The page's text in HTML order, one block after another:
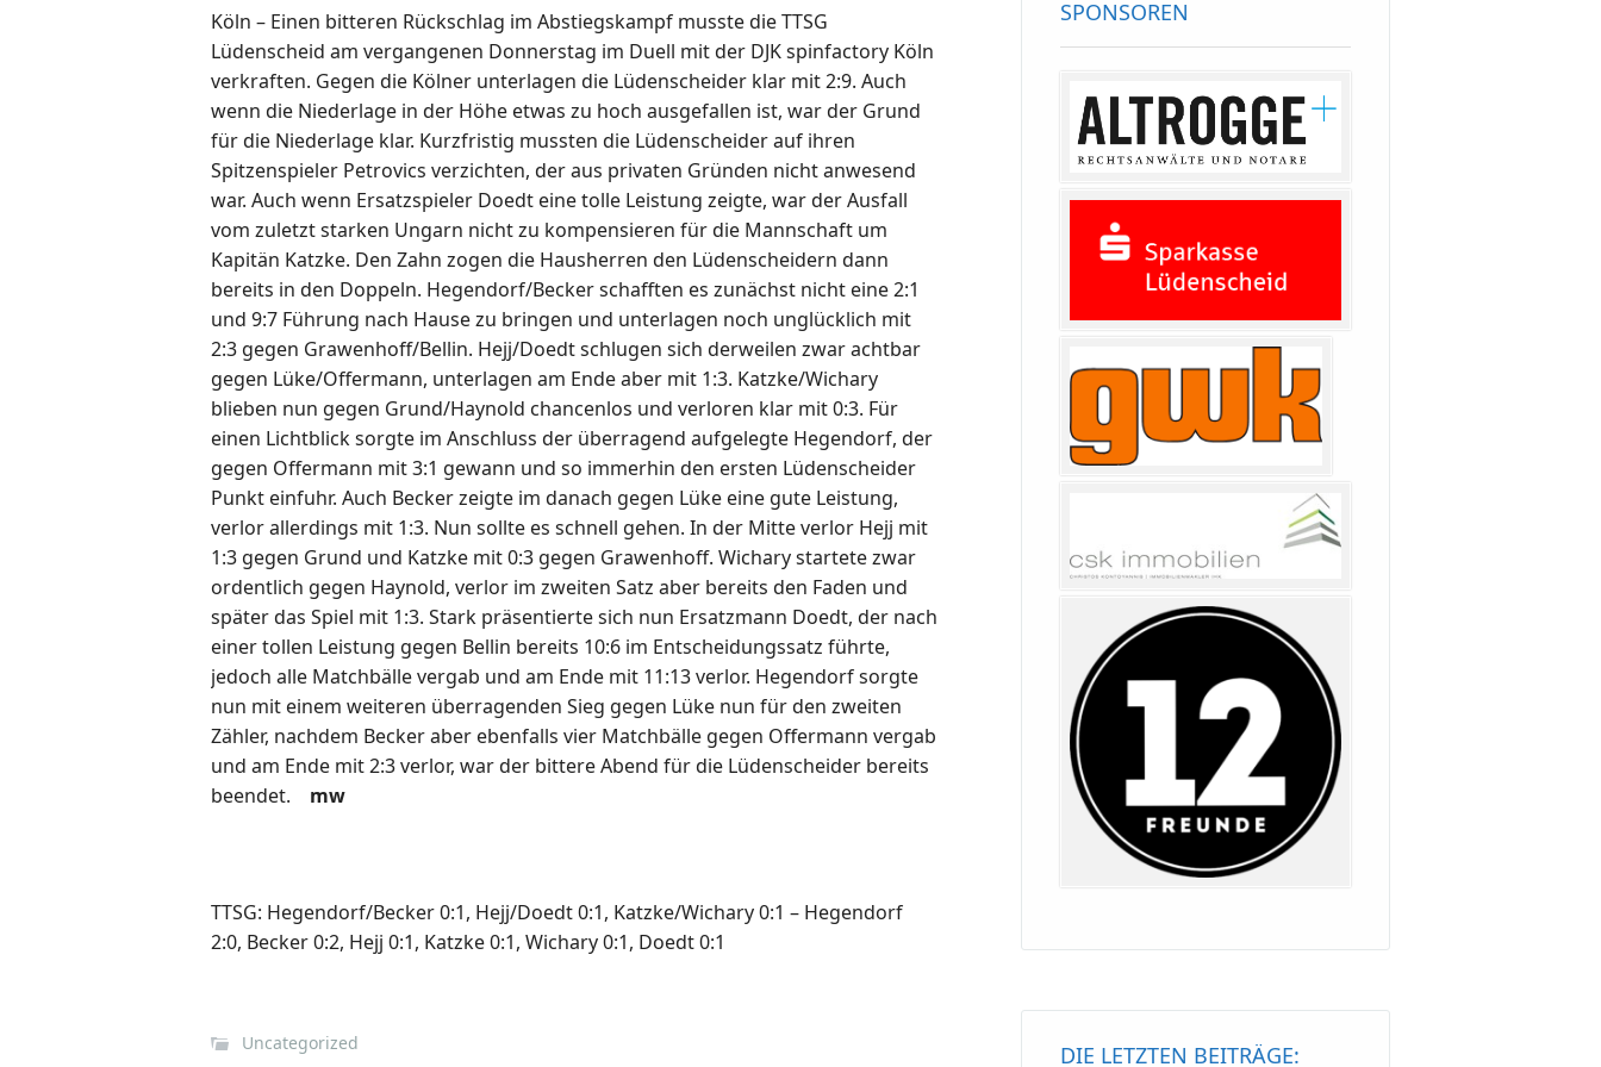
Köln – Einen bitteren Rückschlag im Abstiegskampf musste die TTSG
Lüdenscheid am vergangenen Donnerstag im Duell mit der DJK spinfactory Köln
verkraften. Gegen die Kölner unterlagen die Lüdenscheider klar mit 2:9. Auch
wenn die Niederlage in der Höhe etwas zu hoch ausgefallen ist, war der Grund
für die Niederlage klar. Kurzfristig mussten die Lüdenscheider auf ihren
Spitzenspieler Petrovics verzichten, der aus privaten Gründen nicht anwesend
war. Auch wenn Ersatzspieler Doedt eine tolle Leistung zeigte, war der Ausfall
vom zuletzt starken Ungarn nicht zu kompensieren für die Mannschaft um
Kapitän Katzke. Den Zahn zogen die Hausherren den Lüdenscheidern dann
bereits in den Doppeln. Hegendorf/Becker schafften es zunächst nicht eine 2:1
und 9:7 Führung nach Hause zu bringen und unterlagen noch unglücklich mit
2:3 gegen Grawenhoff/Bellin. Hejj/Doedt schlugen sich derweilen zwar achtbar
gegen Lüke/Offermann, unterlagen am Ende aber mit 1:3. Katzke/Wichary
blieben nun gegen Grund/Haynold chancenlos und verloren klar mit 0:3. Für
einen Lichtblick sorgte im Anschluss der überragend aufgelegte Hegendorf, der
gegen Offermann mit 3:1 gewann und so immerhin den ersten Lüdenscheider
Punkt einfuhr. Auch Becker zeigte im danach gegen Lüke eine gute Leistung,
verlor allerdings mit 1:3. Nun sollte es schnell gehen. In der Mitte verlor Hejj mit
1:3 gegen Grund und Katzke mit 0:3 gegen Grawenhoff. Wichary startete zwar
ordentlich gegen Haynold, verlor im zweiten Satz aber bereits den Faden und
später das Spiel mit 1:3. Stark präsentierte sich nun Ersatzmann Doedt, der nach
einer tollen Leistung gegen Bellin bereits 10:6 im Entscheidungssatz führte,
jedoch alle Matchbälle vergab und am Ende mit 11:13 verlor. Hegendorf sorgte
nun mit einem weiteren überragenden Sieg gegen Lüke nun für den zweiten
Zähler, nachdem Becker aber ebenfalls vier Matchbälle gegen Offermann vergab
und am Ende mit 2:3 verlor, war der bittere Abend für die Lüdenscheider bereits
beendet. mw
TTSG: Hegendorf/Becker 0:1, Hejj/Doedt 0:1, Katzke/Wichary 0:1 – Hegendorf
2:0, Becker 0:2, Hejj 0:1, Katzke 0:1, Wichary 0:1, Doedt 0:1
Uncategorized
SPONSOREN
DIE LETZTEN BEITRÄGE: